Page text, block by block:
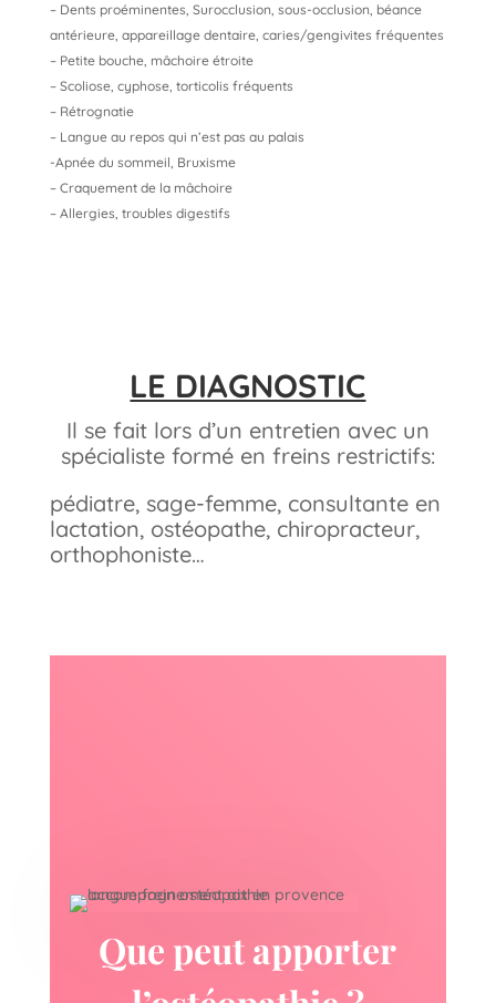
– Dents proéminentes, Surocclusion, sous-occlusion, béance
antérieure, appareillage dentaire, caries/gengivites fréquentes
– Petite bouche, mâchoire étroite
– Scoliose, cyphose, torticolis fréquents
– Rétrognatie
– Langue au repos qui n’est pas au palais
-Apnée du sommeil, Bruxisme
– Craquement de la mâchoire
– Allergies, troubles digestifs
LE DIAGNOSTIC
Il se fait lors d’un entretien avec un
spécialiste formé en freins restrictifs:
pédiatre, sage-femme, consultante en
lactation, ostéopathe, chiropracteur,
orthophoniste…
Que peut apporter